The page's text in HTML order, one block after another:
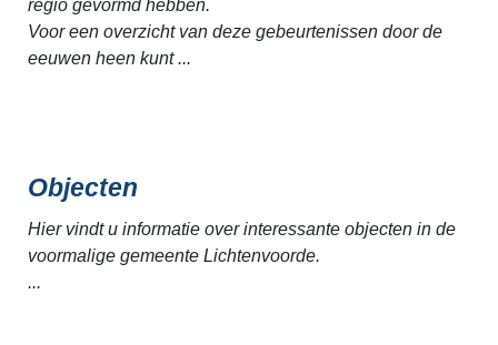
regio gevormd hebben.
Voor een overzicht van deze gebeurtenissen door de
eeuwen heen kunt ...
Objecten
Hier vindt u informatie over interessante objecten in de
voormalige gemeente Lichtenvoorde.
...